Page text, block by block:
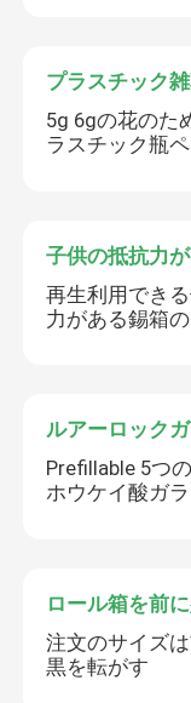
プラスチック
5g 6gの花のた
ラスチック瓶
子供の抵抗力
再生利用でき
力がある錫箱
ルアーロック
Prefillable 5つ
ホウケイ酸ガ
ロール箱を前
注文のサイズ
黒を転がす